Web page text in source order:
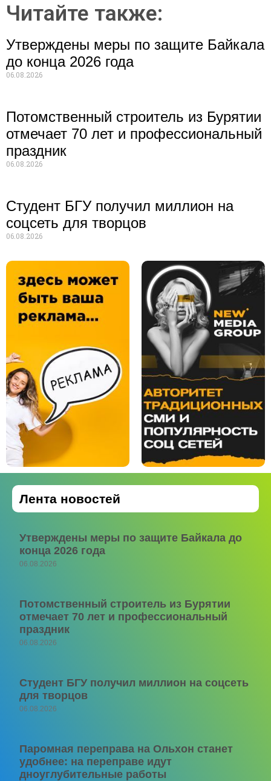
Читайте также:
Утверждены меры по защите Байкала
до конца 2026 года
06.08.2026
Потомственный строитель из Бурятии
отмечает 70 лет и профессиональный
праздник
06.08.2026
Студент БГУ получил миллион на
соцсеть для творцов
06.08.2026
Лента новостей
Утверждены меры по защите Байкала до
конца 2026 года
06.08.2026
Потомственный строитель из Бурятии
отмечает 70 лет и профессиональный
праздник
06.08.2026
Студент БГУ получил миллион на соцсеть
для творцов
06.08.2026
Паромная переправа на Ольхон станет
удобнее: на переправе идут
дноуглубительные работы